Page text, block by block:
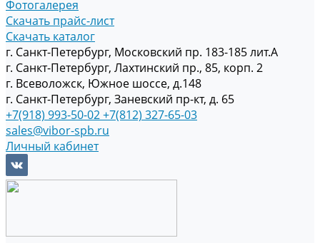
Фотогалерея
Скачать прайс-лист
Скачать каталог
г. Санкт-Петербург, Московский пр. 183-185 лит.А
г. Санкт-Петербург, Лахтинский пр., 85, корп. 2
г. Всеволожск, Южное шоссе, д.148
г. Санкт-Петербург, Заневский пр-кт, д. 65
+7(918) 993-50-02+7(812) 327-65-03
sales@vibor-spb.ru
Личный кабинет